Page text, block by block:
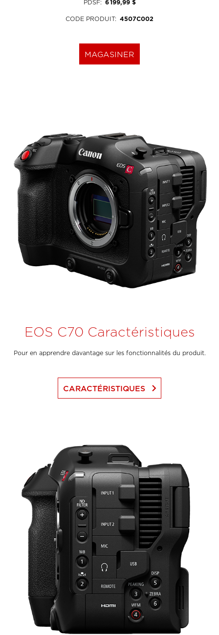
PDSF: 6 199,99 $
CODE PRODUIT: 4507C002
MAGASINER
EOS C70 Caractéristiques
Pour en apprendre davantage sur les fonctionnalités du produit.
CARACTÉRISTIQUES keyboard_arrow_right